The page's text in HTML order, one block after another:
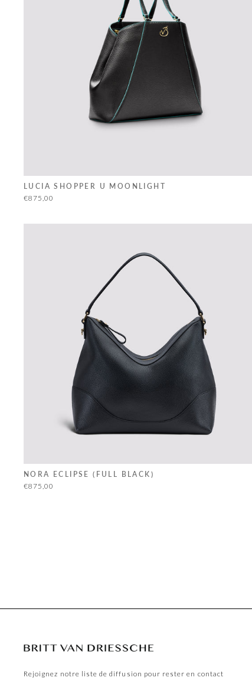
LUCIA SHOPPER U MOONLIGHT
€875,00
NORA ECLIPSE (FULL BLACK)
€875,00
Rejoignez notre liste de diffusion pour rester en contact